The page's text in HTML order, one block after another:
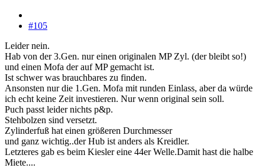
#105
Leider nein.
Hab von der 3.Gen. nur einen originalen MP Zyl. (der bleibt so!)
und einen Mofa der auf MP gemacht ist.
Ist schwer was brauchbares zu finden.
Ansonsten nur die 1.Gen. Mofa mit runden Einlass, aber da würde
ich echt keine Zeit investieren. Nur wenn original sein soll.
Puch passt leider nichts p&p.
Stehbolzen sind versetzt.
Zylinderfuß hat einen größeren Durchmesser
und ganz wichtig..der Hub ist anders als Kreidler.
Letzteres gab es beim Kiesler eine 44er Welle.Damit hast die halbe
Miete....